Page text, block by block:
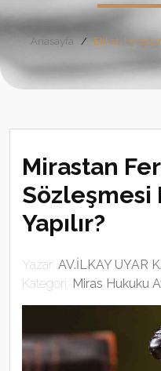
Anasayfa Etiket:
Mirastan
Sözleşmesi
Yapılır?
Yazar: AV.İLKAY UYAR
Kategori: Miras Hukuku